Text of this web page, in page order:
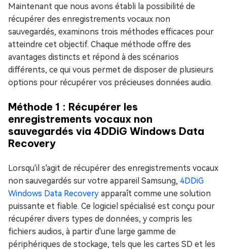
Maintenant que nous avons établi la possibilité de
récupérer des enregistrements vocaux non
sauvegardés, examinons trois méthodes efficaces pour
atteindre cet objectif. Chaque méthode offre des
avantages distincts et répond à des scénarios
différents, ce qui vous permet de disposer de plusieurs
options pour récupérer vos précieuses données audio.
Méthode 1 : Récupérer les
enregistrements vocaux non
sauvegardés via 4DDiG Windows Data
Recovery
Lorsqu'il s'agit de récupérer des enregistrements vocaux
non sauvegardés sur votre appareil Samsung, 4DDiG
Windows Data Recovery apparaît comme une solution
puissante et fiable. Ce logiciel spécialisé est conçu pour
récupérer divers types de données, y compris les
fichiers audios, à partir d'une large gamme de
périphériques de stockage, tels que les cartes SD et les